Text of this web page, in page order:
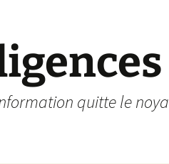
quitte le